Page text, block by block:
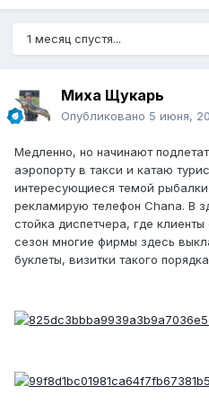
1 месяц спустя...
Миха Щукарь
Опубликовано 5 июня,
Медленно, но начинают
аэропорту в такси и катаю
интересующиеся темой
рекламирую телефон Chana. В
стойка диспетчера, где
сезон многие фирмы здесь
буклеты, визитки такого порядка